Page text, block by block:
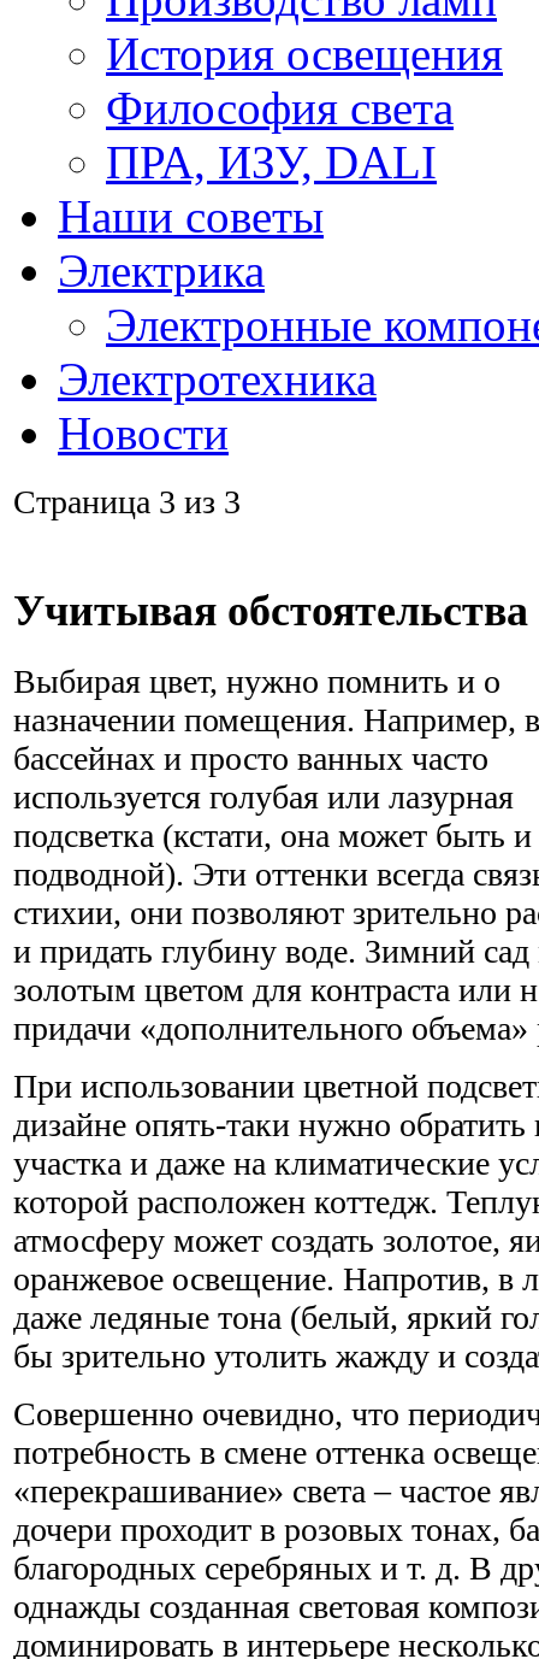
История освещения
Философия света
ПРА, ИЗУ, DALI
Наши советы
Электрика
Электронные
Электротехника
Новости
Страница 3 из 3
Учитывая обстоятельства
Выбирая цвет, нужно помнить и о
назначении помещения. Например, в
бассейнах и просто ванных часто
используется голубая или лазурная
подсветка (кстати, она может быть и
подводной). Эти оттенки всегда
стихии, они позволяют зрительно
и придать глубину воде. Зимний
золотым цветом для контраста или
придачи «дополнительного объема»
При использовании цветной
дизайне опять-таки нужно
участка и даже на климатические
которой расположен коттедж.
атмосферу может создать золотое,
оранжевое освещение. Напротив, в
даже ледяные тона (белый, яркий
бы зрительно утолить жажду и
Совершенно очевидно, что
потребность в смене оттенка
«перекрашивание» света – частое
дочери проходит в розовых тонах,
благородных серебряных и т. д. В
однажды созданная световая
доминировать в интерьере